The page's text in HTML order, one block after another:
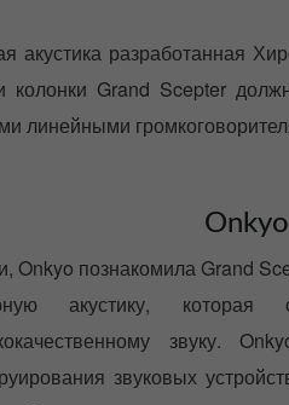
акустика разработанная
колонки Grand Scepter
линейными
Onkyo познакомила Grand
акустику,
звуку.
звуковых